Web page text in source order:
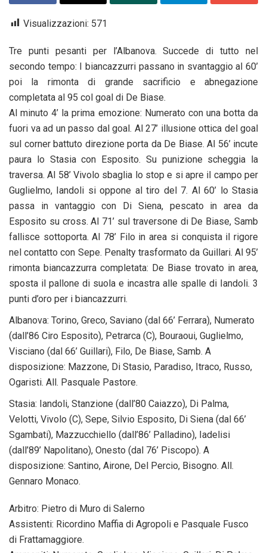
Visualizzazioni: 571
Tre punti pesanti per l’Albanova. Succede di tutto nel
secondo tempo: I biancazzurri passano in svantaggio al 60’
poi la rimonta di grande sacrificio e abnegazione
completata al 95 col goal di De Biase.
Al minuto 4’ la prima emozione: Numerato con una botta da
fuori va ad un passo dal goal. Al 27’ illusione ottica del goal
sul corner battuto direzione porta da De Biase. Al 56’ incute
paura lo Stasia con Esposito. Su punizione scheggia la
traversa. Al 58’ Vivolo sbaglia lo stop e si apre il campo per
Guglielmo, Iandoli si oppone al tiro del 7. Al 60’ lo Stasia
passa in vantaggio con Di Siena, pescato in area da
Esposito su cross. Al 71’ sul traversone di De Biase, Samb
fallisce sottoporta. Al 78’ Filo in area si conquista il rigore
nel contatto con Sepe. Penalty trasformato da Guillari. Al 95’
rimonta biancazzurra completata: De Biase trovato in area,
sposta il pallone di suola e incastra alle spalle di Iandoli. 3
punti d’oro per i biancazzurri.
Albanova: Torino, Greco, Saviano (dal 66’ Ferrara), Numerato
(dall’86 Ciro Esposito), Petrarca (C), Bouraoui, Guglielmo,
Visciano (dal 66’ Guillari), Filo, De Biase, Samb. A
disposizione: Mazzone, Di Stasio, Paradiso, Itraco, Russo,
Ogaristi. All. Pasquale Pastore.
Stasia: Iandoli, Stanzione (dall’80 Caiazzo), Di Palma,
Velotti, Vivolo (C), Sepe, Silvio Esposito, Di Siena (dal 66’
Sgambati), Mazzucchiello (dall’86’ Palladino), Iadelisi
(dall’89’ Napolitano), Onesto (dal 76’ Piscopo). A
disposizione: Santino, Airone, Del Percio, Bisogno. All.
Gennaro Monaco.
Arbitro: Pietro di Muro di Salerno
Assistenti: Ricordino Maffia di Agropoli e Pasquale Fusco
di Frattamaggiore.